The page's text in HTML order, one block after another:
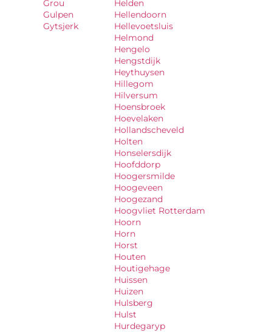
Grou
Gulpen
Gytsjerk
Helden
Hellendoorn
Hellevoetsluis
Helmond
Hengelo
Hengstdijk
Heythuysen
Hillegom
Hilversum
Hoensbroek
Hoevelaken
Hollandscheveld
Holten
Honselersdijk
Hoofddorp
Hoogersmilde
Hoogeveen
Hoogezand
Hoogvliet Rotterdam
Hoorn
Horn
Horst
Houten
Houtigehage
Huissen
Huizen
Hulsberg
Hulst
Hurdegaryp